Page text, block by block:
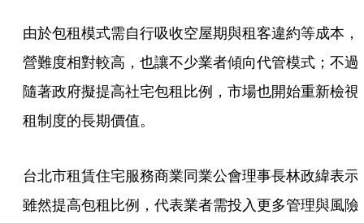
由於包租模式需自行吸收空屋期與租客違約等成本，
營難度相對較高，也讓不少業者傾向代管模式；不過
隨著政府擬提高社宅包租比例，市場也開始重新檢視
租制度的長期價值。
台北市租賃住宅服務商業同業公會理事長林政緯表示
雖然提高包租比例，代表業者需投入更多管理與風險